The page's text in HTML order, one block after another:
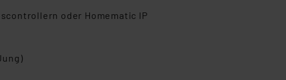
oder Homematic IP